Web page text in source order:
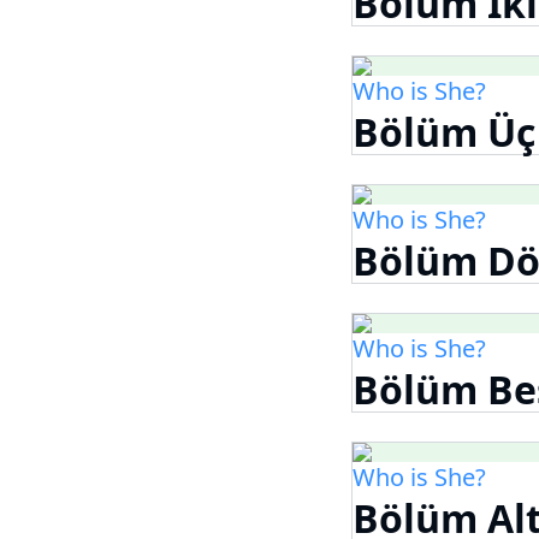
Who is She?
Bölüm Üç
Who is She?
Bölüm
Who is She?
Bölüm
Who is She?
Bölüm